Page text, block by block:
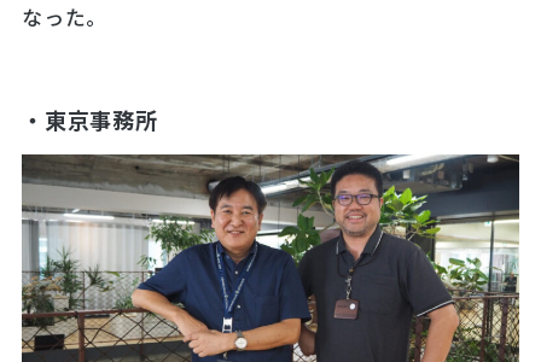
なった。
・東京事務所